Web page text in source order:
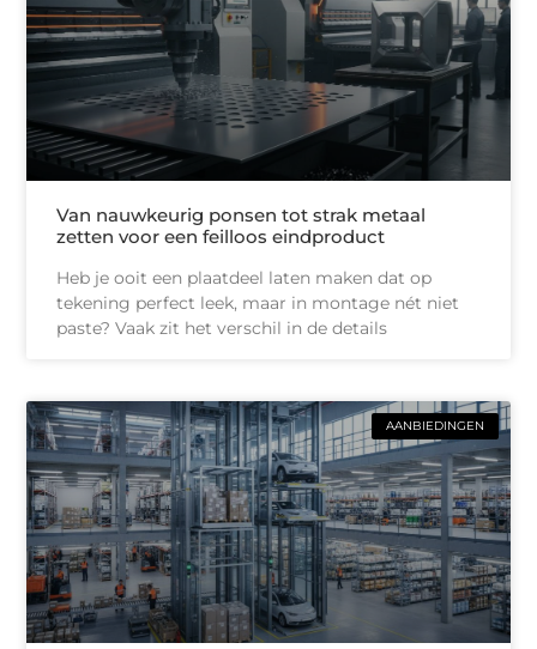
Van nauwkeurig ponsen tot strak metaal
zetten voor een feilloos eindproduct
Heb je ooit een plaatdeel laten maken dat op
tekening perfect leek, maar in montage nét niet
paste? Vaak zit het verschil in de details
AANBIEDINGEN